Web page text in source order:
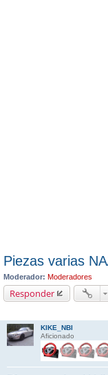
Piezas varias
Moderador: Moderadores
Responder
KIKE_NBI
Aficionado